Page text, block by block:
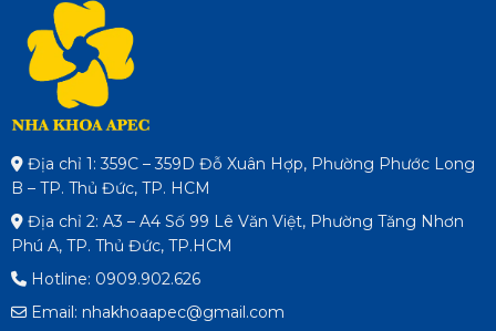
Địa chỉ 1: 359C – 359D Đỗ Xuân Hợp, Phường Phước Long
B – TP. Thủ Đức, TP. HCM
Địa chỉ 2: A3 – A4 Số 99 Lê Văn Việt, Phường Tăng Nhơn
Phú A, TP. Thủ Đức, TP.HCM
Hotline: 0909.902.626
Email: nhakhoaapec@gmail.com